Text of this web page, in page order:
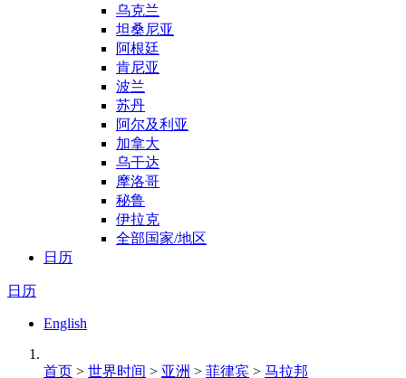
乌克兰
坦桑尼亚
阿根廷
肯尼亚
波兰
苏丹
阿尔及利亚
加拿大
乌干达
摩洛哥
秘鲁
伊拉克
全部国家/地区
日历
日历
English
首页 > 世界时间 > 亚洲 > 菲律宾 > 马拉邦